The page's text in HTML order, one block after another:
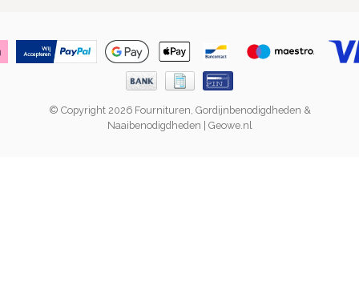
© Copyright 2026 Fournituren, Gordijnbenodigdheden &
Naaibenodigdheden | Geowe.nl